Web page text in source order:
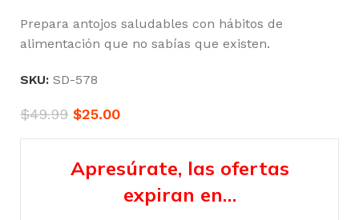
Prepara antojos saludables con hábitos de
alimentación que no sabías que existen.
SKU: SD-578
$49.99 $25.00
Apresúrate, las ofertas
expiran en…